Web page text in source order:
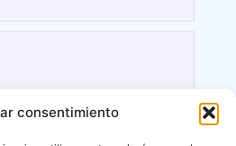
consentimiento